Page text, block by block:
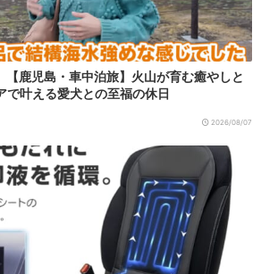
【鹿児島・車中泊旅】火山が育む癒やしと
で叶える愛犬との至福の休日
2026/08/07